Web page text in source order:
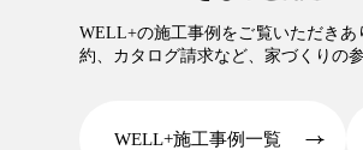
WELL+の施工事例をご覧いただき
約、カタログ請求など、家づくりの
WELL+施工事例一覧